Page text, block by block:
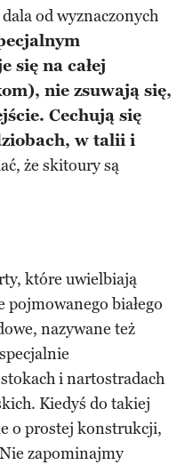
od wyznaczonych
się na całej
nie zsuwają się,
Cechują się
w talii i
że skitoury są
które uwielbiają
pojmowanego białego
nazywane też
i nartostradach
Kiedyś do takiej
o prostej konstrukcji,
zapominajmy